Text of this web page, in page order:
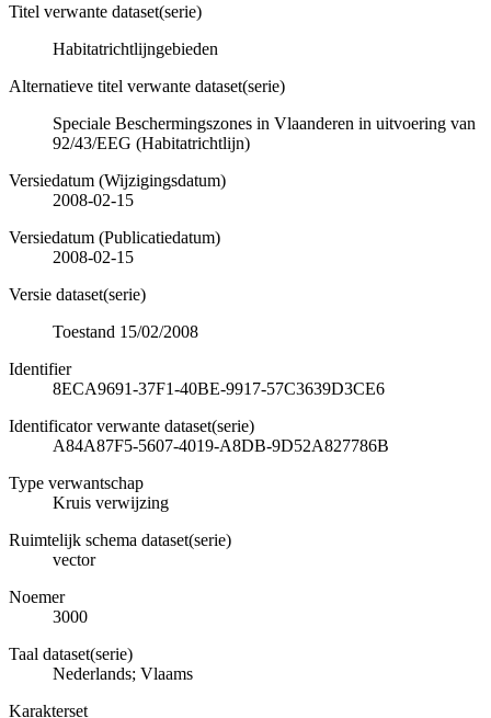
Titel verwante dataset(serie)
Habitatrichtlijngebieden
Alternatieve titel verwante dataset(serie)
Speciale Beschermingszones in Vlaanderen in uitvoering van
92/43/EEG (Habitatrichtlijn)
Versiedatum (Wijzigingsdatum)
2008-02-15
Versiedatum (Publicatiedatum)
2008-02-15
Versie dataset(serie)
Toestand 15/02/2008
Identifier
8ECA9691-37F1-40BE-9917-57C3639D3CE6
Identificator verwante dataset(serie)
A84A87F5-5607-4019-A8DB-9D52A827786B
Type verwantschap
Kruis verwijzing
Ruimtelijk schema dataset(serie)
vector
Noemer
3000
Taal dataset(serie)
Nederlands; Vlaams
Karakterset